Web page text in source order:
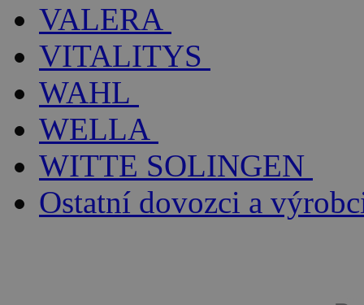
VALERA
VITALITYS
WAHL
WELLA
WITTE SOLINGEN
Ostatní dovozci a